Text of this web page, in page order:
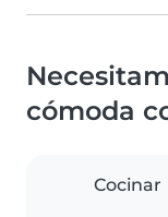
cómoda
Cocinar